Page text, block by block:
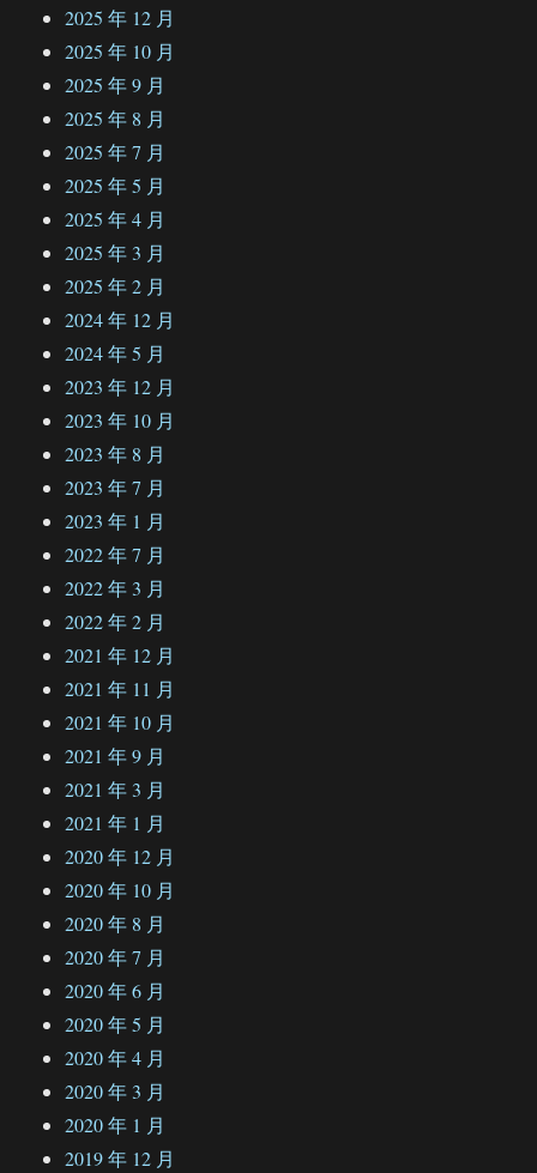
2025 年 12 月
2025 年 10 月
2025 年 9 月
2025 年 8 月
2025 年 7 月
2025 年 5 月
2025 年 4 月
2025 年 3 月
2025 年 2 月
2024 年 12 月
2024 年 5 月
2023 年 12 月
2023 年 10 月
2023 年 8 月
2023 年 7 月
2023 年 1 月
2022 年 7 月
2022 年 3 月
2022 年 2 月
2021 年 12 月
2021 年 11 月
2021 年 10 月
2021 年 9 月
2021 年 3 月
2021 年 1 月
2020 年 12 月
2020 年 10 月
2020 年 8 月
2020 年 7 月
2020 年 6 月
2020 年 5 月
2020 年 4 月
2020 年 3 月
2020 年 1 月
2019 年 12 月